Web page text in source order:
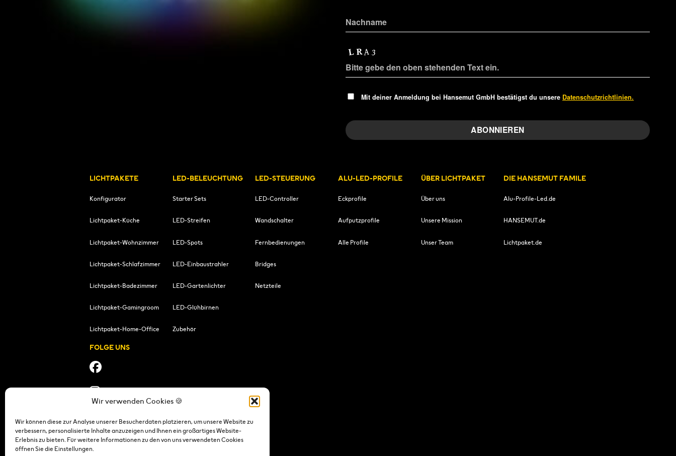
Wir verwenden Cookies 🍪
Wir können diese zur Analyse unserer Besucherdaten platzieren, um unsere Website zu
verbessern, personalisierte Inhalte anzuzeigen und Ihnen ein großartiges Website-
Erlebnis zu bieten. Für weitere Informationen zu den von uns verwendeten Cookies
öffnen Sie die Einstellungen.
Mit deiner Anmeldung bei Hansemut GmbH bestätigst du unsere Datenschutzrichtlinien.
LICHTPAKETE
Konfigurator
Lichtpaket-Küche
Lichtpaket-Wohnzimmer
Lichtpaket-Schlafzimmer
Lichtpaket-Badezimmer
Lichtpaket-Gamingroom
Lichtpaket-Home-Office
LED-BELEUCHTUNG
Starter Sets
LED-Streifen
LED-Spots
LED-Einbaustrahler
LED-Gartenlichter
LED-Glühbirnen
Zubehör
LED-STEUERUNG
LED-Controller
Wandschalter
Fernbedienungen
Bridges
Netzteile
ALU-LED-PROFILE
Eckprofile
Aufputzprofile
Alle Profile
ÜBER LICHTPAKET
Über uns
Unsere Mission
Unser Team
DIE HANSEMUT FAMILE
Alu-Profile-Led.de
HANSEMUT.de
Lichtpaket.de
FOLGE UNS